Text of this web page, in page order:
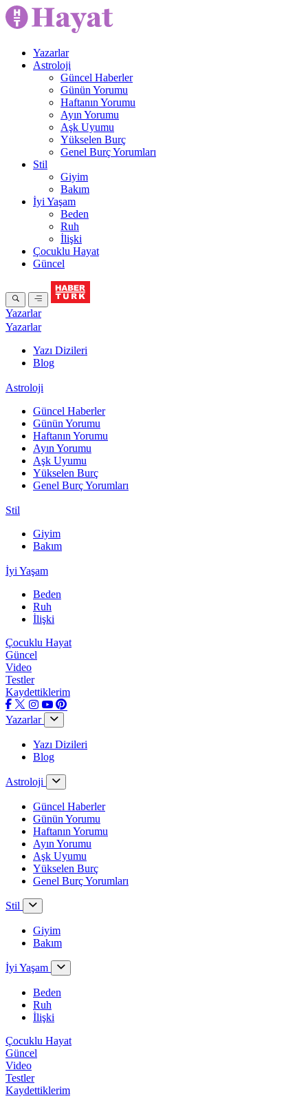
Yazarlar
Astroloji
Güncel Haberler
Günün Yorumu
Haftanın Yorumu
Ayın Yorumu
Aşk Uyumu
Yükselen Burç
Genel Burç Yorumları
Stil
Giyim
Bakım
İyi Yaşam
Beden
Ruh
İlişki
Çocuklu Hayat
Güncel
Yazarlar
Yazarlar
Yazı Dizileri
Blog
Astroloji
Güncel Haberler
Günün Yorumu
Haftanın Yorumu
Ayın Yorumu
Aşk Uyumu
Yükselen Burç
Genel Burç Yorumları
Stil
Giyim
Bakım
İyi Yaşam
Beden
Ruh
İlişki
Çocuklu Hayat
Güncel
Video
Testler
Kaydettiklerim
Yazarlar
Yazı Dizileri
Blog
Astroloji
Güncel Haberler
Günün Yorumu
Haftanın Yorumu
Ayın Yorumu
Aşk Uyumu
Yükselen Burç
Genel Burç Yorumları
Stil
Giyim
Bakım
İyi Yaşam
Beden
Ruh
İlişki
Çocuklu Hayat
Güncel
Video
Testler
Kaydettiklerim